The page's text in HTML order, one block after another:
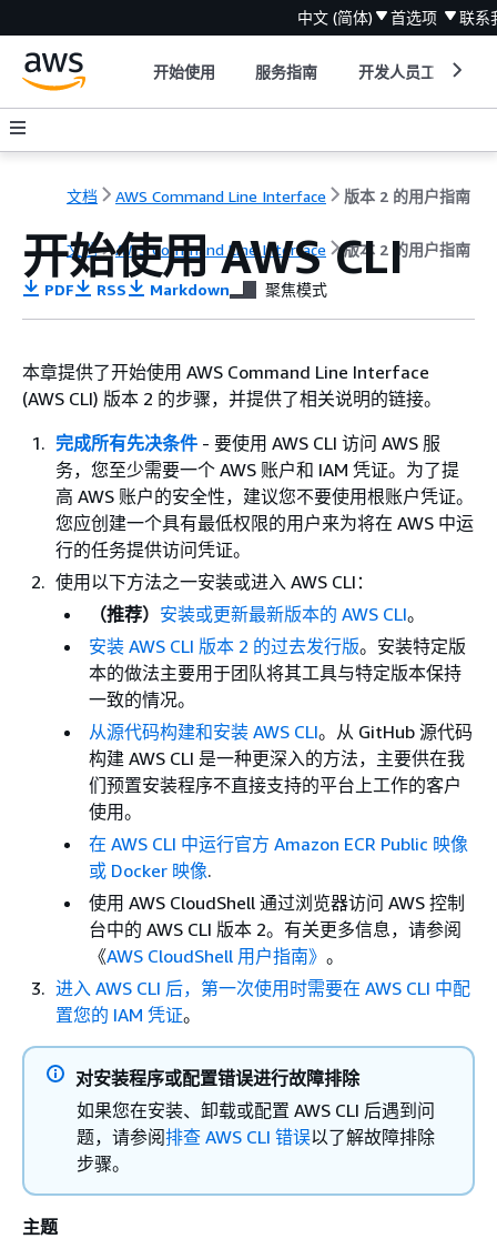
中文 (简体) 首选项 联系
开始使用 服务指南 开发人员工具
文档 AWS Command Line Interface 版本 2 的用户指南
文档 AWS Command Line Interface 版本 2 的用户指南
开始使用 AWS CLI
PDF RSS Markdown 聚焦模式
本章提供了开始使用 AWS Command Line Interface
(AWS CLI) 版本 2 的步骤，并提供了相关说明的链接。
完成所有先决条件 - 要使用 AWS CLI 访问 AWS 服
务，您至少需要一个 AWS 账户和 IAM 凭证。为了提
高 AWS 账户的安全性，建议您不要使用根账户凭证。
您应创建一个具有最低权限的用户来为将在 AWS 中运
行的任务提供访问凭证。
使用以下方法之一安装或进入 AWS CLI：
（推荐） 安装或更新最新版本的 AWS CLI。
安装 AWS CLI 版本 2 的过去发行版。安装特定版
本的做法主要用于团队将其工具与特定版本保持
一致的情况。
从源代码构建和安装 AWS CLI。从 GitHub 源代码
构建 AWS CLI 是一种更深入的方法，主要供在我
们预置安装程序不直接支持的平台上工作的客户
使用。
在 AWS CLI 中运行官方 Amazon ECR Public 映像
或 Docker 映像.
使用 AWS CloudShell 通过浏览器访问 AWS 控制
台中的 AWS CLI 版本 2。有关更多信息，请参阅
《AWS CloudShell 用户指南》 。
进入 AWS CLI 后，第一次使用时需要在 AWS CLI 中配
置您的 IAM 凭证。
对安装程序或配置错误进行故障排除
如果您在安装、卸载或配置 AWS CLI 后遇到问
题，请参阅排查 AWS CLI 错误以了解故障排除
步骤。
主题